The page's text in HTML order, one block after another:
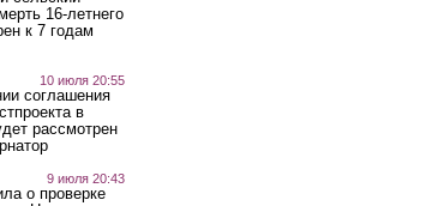
16-летнего
к 7 годам
10 июля 20:55
соглашения
в
рассмотрен
9 июля 20:43
о проверке